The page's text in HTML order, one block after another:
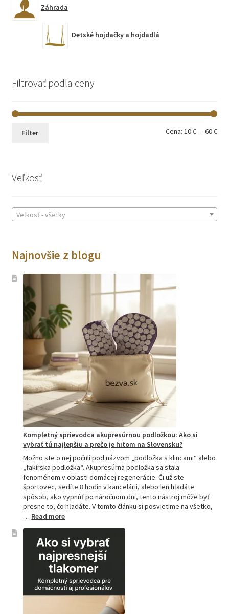
Záhrada
Detské hojdačky a hojdadlá
Filtrovať podľa ceny
Filter Cena:10 €—60 €
Veľkosť
Veľkosť - všetky
Najnovšie z blogu
Kompletný sprievodca akupresúrnou podložkou: Ako si
vybrať tú najlepšiu a prečo je hitom na Slovensku?
Možno ste o nej počuli pod názvom „podložka s klincami“ alebo
„fakírska podložka“. Akupresúrna podložka sa stala
fenoménom v oblasti domácej regenerácie. Či už ste
športovec, sedíte 8 hodín v kancelárii, alebo len hľadáte
spôsob, ako vypnúť po náročnom dni, tento nástroj môže byť
presne to, čo hľadáte. V tomto článku si posvietime na všetko,
… Read more:
sprievodca
akupresúrnou
podložkou:
Ako
si
vybrať
tú